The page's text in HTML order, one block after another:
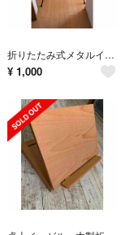
折りたたみ式メタルイーゼル
¥ 1,000